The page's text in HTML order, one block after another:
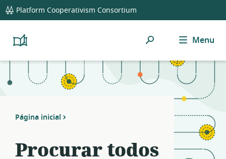
global
navigation
Platform Cooperativism Consortium
Platform
Resource
Pesquisar Menu
Página inicial
Procurar todos